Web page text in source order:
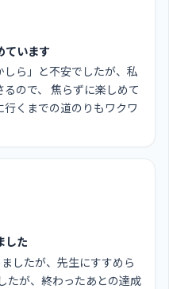
ています
ら」と不安でしたが、私
ので、 焦らずに楽しめて
くまでの道のりもワクワ
した
したが、先生にすすめら
たが、終わったあとの達成